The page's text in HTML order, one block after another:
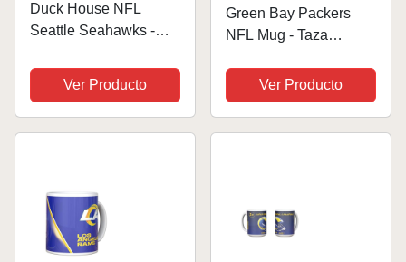
Duck House NFL
Seattle Seahawks -
china unisex, estilo
vintage, 340 ml, color
azul
Ver Producto
Green Bay Packers
NFL Mug - Taza
Ver Producto